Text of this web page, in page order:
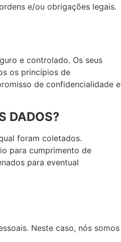
e/ou obrigações legais.
e controlado. Os seus
os princípios de
de confidencialidade e
DADOS?
foram coletados.
para cumprimento de
para eventual
Neste caso, nós somos